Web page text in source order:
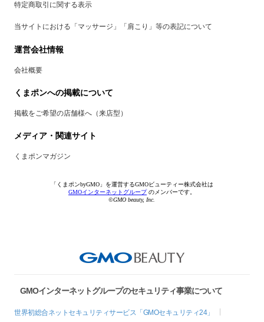
特定商取引に関する表示
当サイトにおける「マッサージ」「肩こり」等の表記について
運営会社情報
会社概要
くまポンへの掲載について
掲載をご希望の店舗様へ（来店型）
メディア・関連サイト
くまポンマガジン
「くまポンbyGMO」を運営するGMOビューティー株式会社は
GMOインターネットグループのメンバーです。
©GMO beauty, Inc.
GMOインターネットグループのセキュリティ事業について
世界初総合ネットセキュリティサービス「GMOセキュリティ24」